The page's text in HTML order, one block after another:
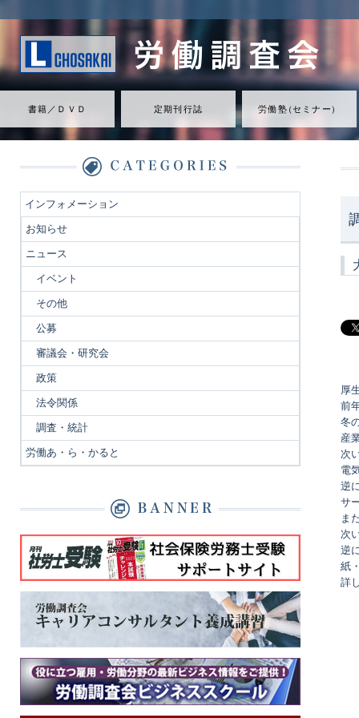
書籍／ＤＶＤ 定期刊行誌 労働塾（セミナ ー ）
厚
前
冬
産
次
電
逆
サ
ま
次
逆
紙
詳
インフォメーション
お知らせ
ニュース
イベント
その他
公募
審議会・研究会
政策
法令関係
調査・統計
労働あ・ら・かると